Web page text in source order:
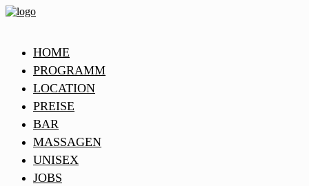
HOME
PROGRAMM
LOCATION
PREISE
BAR
MASSAGEN
UNISEX
JOBS